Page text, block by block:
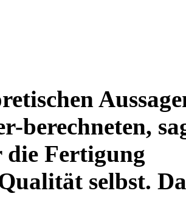
berechneten,
die Fertigung
selbst.